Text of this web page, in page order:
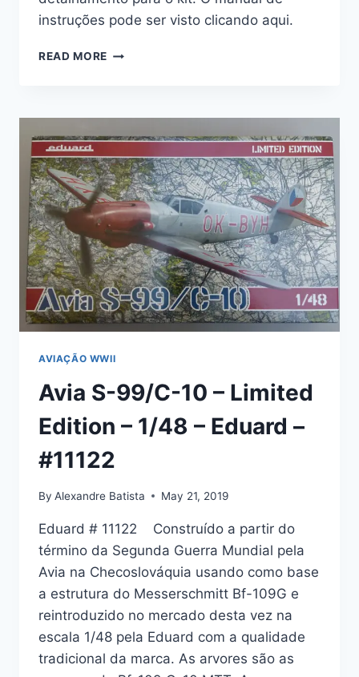
instruções pode ser visto clicando aqui.
READ MORE CONJUNTO
BF-
109G-
10
LÖÖK
–
1/48
–
EDUARD
#644004
AVIAÇÃO WWII
Avia S-99/C-10 – Limited
Edition – 1/48 – Eduard –
#11122
By Alexandre Batista May 21, 2019
Eduard # 11122 Construído a partir do
término da Segunda Guerra Mundial pela
Avia na Checoslováquia usando como base
a estrutura do Messerschmitt Bf-109G e
reintroduzido no mercado desta vez na
escala 1/48 pela Eduard com a qualidade
tradicional da marca. As arvores são as